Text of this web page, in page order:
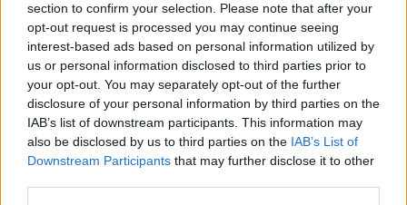
section to confirm your selection. Please note that after your
opt-out request is processed you may continue seeing
interest-based ads based on personal information utilized by
us or personal information disclosed to third parties prior to
your opt-out. You may separately opt-out of the further
disclosure of your personal information by third parties on the
IAB’s list of downstream participants. This information may
also be disclosed by us to third parties on the IAB’s List of
Downstream Participants that may further disclose it to other
NOVÁK KÁROLY EDUÁRD
Novák Károly Eduárd legjobban azt
sajnálja, hogy nem épült meg a velodrom
Csíkban